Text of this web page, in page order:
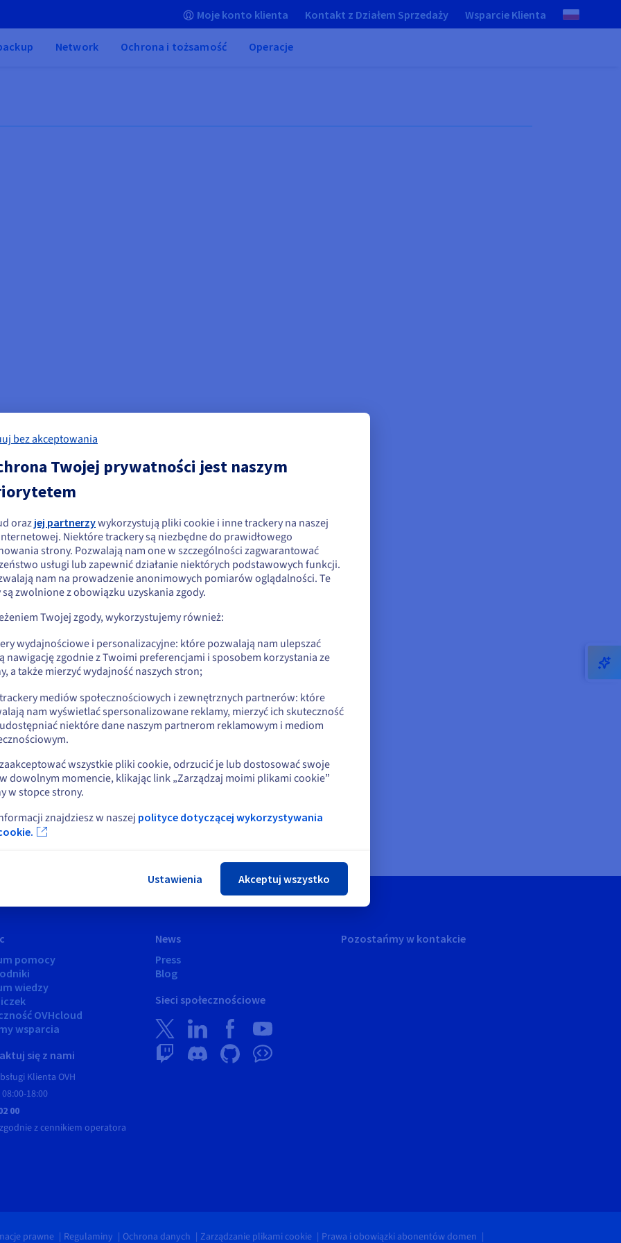
Moje konto klienta Kontakt z Działem Sprzedaży Wsparcie Klienta
Network Ochrona i tożsamość Operacje
pomocy
wiedzy
OVHcloud
wsparcia
się z nami
Klienta OVH
18:00
00
z cennikiem operatora
News
Press
Blog
Sieci społecznościowe
Pozostańmy w kontakcie
prawne Regulaminy Ochrona danych Zarządzanie plikami cookie Prawa i obowiązki abonentów domen
się, że znajdujesz się w Stany
chcesz złożyć zamówienie w Stany Zjednoczone, wyszukaj odpowiednią
i załóż konto.
Go to Stany Zjednoczone website
us.ovhcloud.com/ vps Angielski USD - $
lub
na bieżącej stronie
Wybierz inną stronę
Zamknij
bez akceptowania
Twojej prywatności jest naszym
oraz jej partnerzywykorzystują pliki cookie i inne trackery na naszej
Niektóre trackery są niezbędne do prawidłowego
strony. Pozwalają nam one w szczególności zagwarantować
usługi lub zapewnić działanie niektórych podstawowych funkcji.
nam na prowadzenie anonimowych pomiarów oglądalności. Te
zwolnione z obowiązku uzyskania zgody.
Twojej zgody, wykorzystujemy również:
wydajnościowe i personalizacyjne: które pozwalają nam ulepszać
nawigację zgodnie z Twoimi preferencjami i sposobem korzystania ze
a także mierzyć wydajność naszych stron;
mediów społecznościowych i zewnętrznych partnerów: które
nam wyświetlać spersonalizowane reklamy, mierzyć ich skuteczność
niektóre dane naszym partnerom reklamowym i mediom
wszystkie pliki cookie, odrzucić je lub dostosować swoje
dowolnym momencie, klikając link „Zarządzaj moimi plikami cookie”
w stopce strony.
znajdziesz w naszej polityce dotyczącej wykorzystywania
Ustawienia Akceptuj wszystko